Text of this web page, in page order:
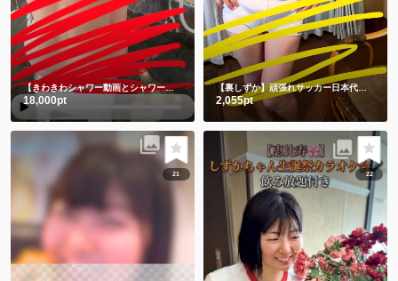
【きわきわシャワー動画とシャワー後写真】朝シャワーでさっぱり💗
18,000pt 2,055pt
21 22